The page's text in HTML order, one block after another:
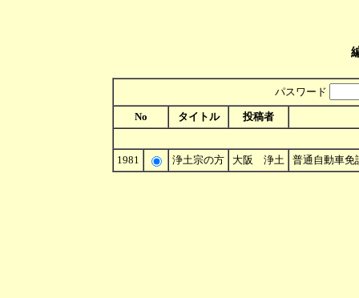
パスワード
No タイトル 投稿者
1981 浄土宗の方 大阪 浄土 普通自動車